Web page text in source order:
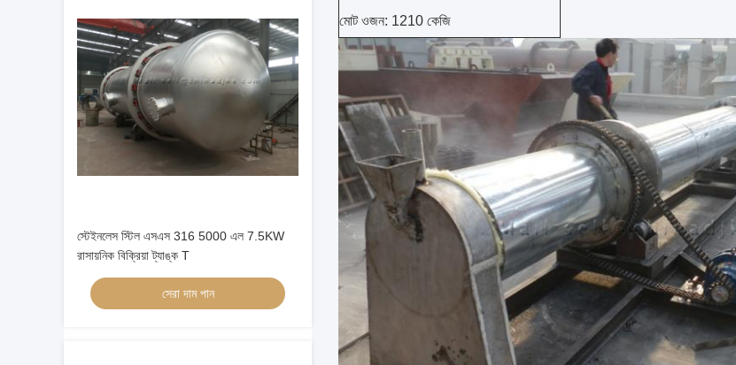
স্টেইনলেস স্টিল এসএস 316 5000 এল 7.5KW
রাসায়নিক বিক্রিয়া ট্যাঙ্ক T
সেরা দাম পান
মোট ওজন: 1210 কেজি